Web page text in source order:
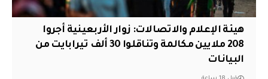
هيئة الإعلام والاتصالات: زوار الأربعينية أجروا
208 ملايين مكالمة وتناقلوا 30 ألف تيرابايت من
البيانات